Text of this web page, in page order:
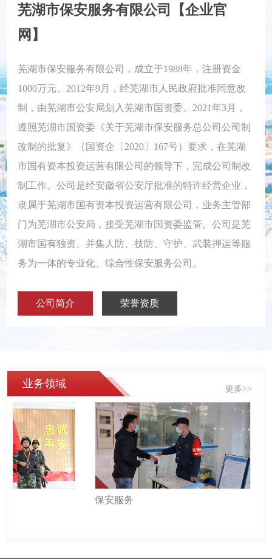
芜湖市保安服务有限公司【企业官
网】
芜湖市保安服务有限公司，成立于1988年，注册资金
1000万元。2012年9月，经芜湖市人民政府批准同意改
制，由芜湖市公安局划入芜湖市国资委。2021年3月，
遵照芜湖市国资委《关于芜湖市保安服务总公司公司制
改制的批复》（国资企〔2020〕167号）要求，在芜湖
市国有资本投资运营有限公司的领导下，完成公司制改
制工作。公司是经安徽省公安厅批准的特许经营企业，
隶属于芜湖市国有资本投资运营有限公司，业务主管部
门为芜湖市公安局，接受芜湖市国资委监管。公司是芜
湖市国有独资、并集人防、技防、守护、武装押运等服
务为一体的专业化、综合性保安服务公司。
公司简介 荣誉资质
业务领域 更多>>
保安服务